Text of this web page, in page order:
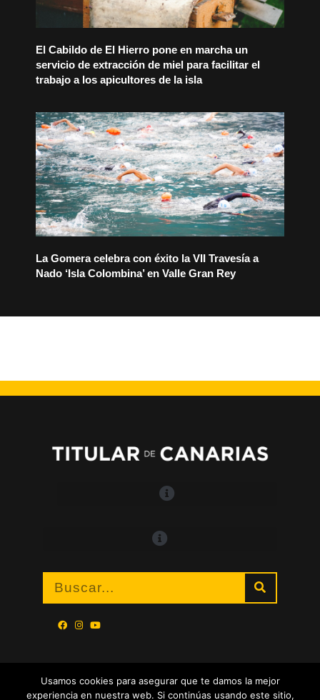
El Cabildo de El Hierro pone en marcha un
servicio de extracción de miel para facilitar el
trabajo a los apicultores de la isla
La Gomera celebra con éxito la VII Travesía a
Nado ‘Isla Colombina’ en Valle Gran Rey
Usamos cookies para asegurar que te damos la mejor
experiencia en nuestra web. Si continúas usando este sitio,